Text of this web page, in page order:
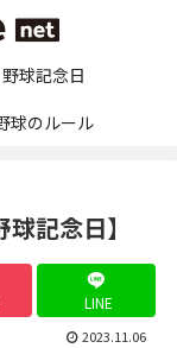
野球記念日
球のルール
記念日】
LINE
2023.11.06